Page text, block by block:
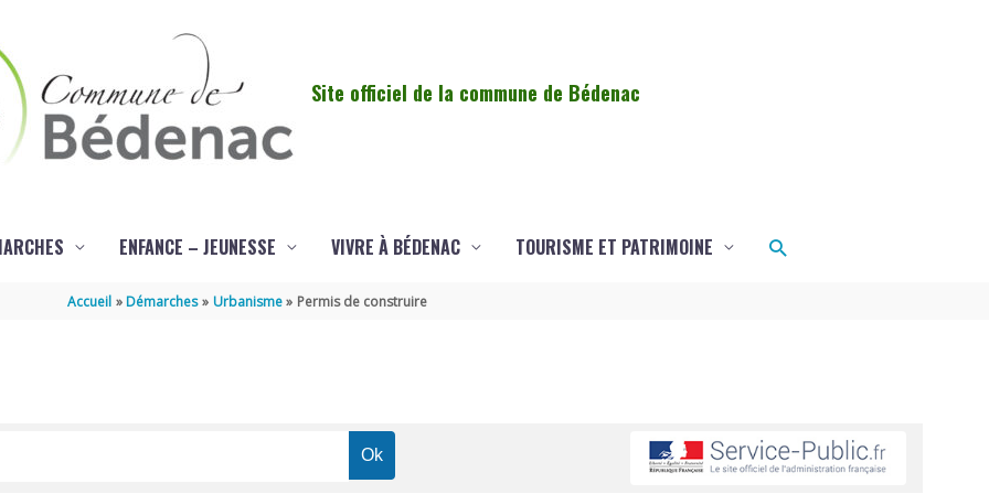
Site officiel de la commune de Bédenac
ENFANCE – JEUNESSE VIVRE À BÉDENAC TOURISME ET PATRIMOINE Rechercher
Accueil Démarches Urbanisme Permis de construire